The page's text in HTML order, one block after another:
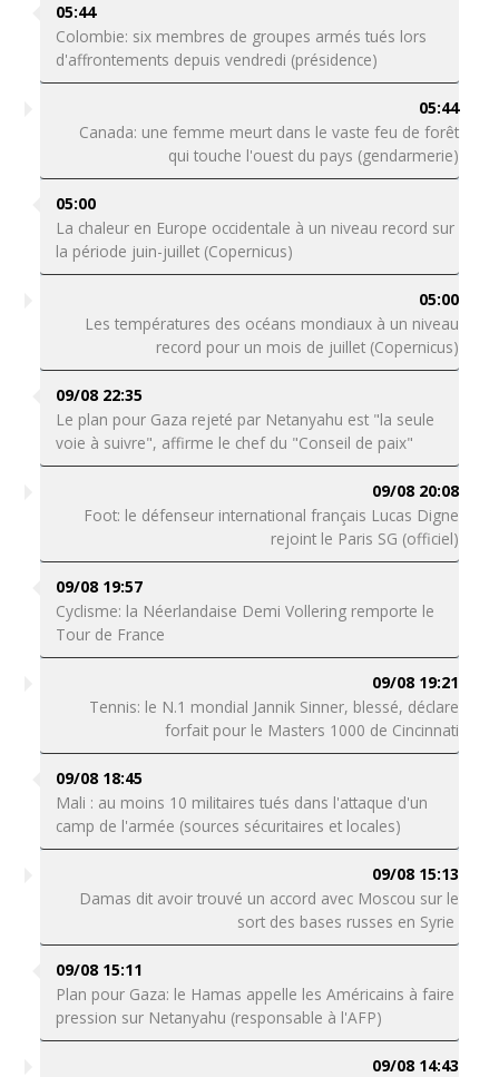
05:44
Colombie: six membres de groupes armés tués lors
d'affrontements depuis vendredi (présidence)
05:44
Canada: une femme meurt dans le vaste feu de forêt
qui touche l'ouest du pays (gendarmerie)
05:00
La chaleur en Europe occidentale à un niveau record sur
la période juin-juillet (Copernicus)
05:00
Les températures des océans mondiaux à un niveau
record pour un mois de juillet (Copernicus)
09/08 22:35
Le plan pour Gaza rejeté par Netanyahu est "la seule
voie à suivre", affirme le chef du "Conseil de paix"
09/08 20:08
Foot: le défenseur international français Lucas Digne
rejoint le Paris SG (officiel)
09/08 19:57
Cyclisme: la Néerlandaise Demi Vollering remporte le
Tour de France
09/08 19:21
Tennis: le N.1 mondial Jannik Sinner, blessé, déclare
forfait pour le Masters 1000 de Cincinnati
09/08 18:45
Mali : au moins 10 militaires tués dans l'attaque d'un
camp de l'armée (sources sécuritaires et locales)
09/08 15:13
Damas dit avoir trouvé un accord avec Moscou sur le
sort des bases russes en Syrie
09/08 15:11
Plan pour Gaza: le Hamas appelle les Américains à faire
pression sur Netanyahu (responsable à l'AFP)
09/08 14:43